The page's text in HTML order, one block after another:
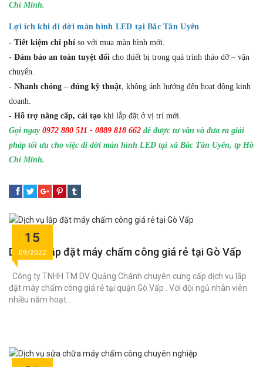
Chí Minh.
Lợi ích khi di dời màn hình LED tại Bắc Tân Uyên
- Tiết kiệm chi phí so với mua màn hình mới.
- Đảm bảo an toàn tuyệt đối cho thiết bị trong quá trình tháo dỡ – vận
chuyển.
- Nhanh chóng – đúng kỹ thuật, không ảnh hưởng đến hoạt động kinh
doanh.
- Hỗ trợ nâng cấp, cải tạo khi lắp đặt ở vị trí mới.
Gọi ngay 0972 880 511 - 0889 818 662 để được tư vấn và đưa ra giải
pháp tối ưu cho việc di dời màn hình LED tại xã Bắc Tân Uyên, tp Hồ
Chí Minh.
15
09/2022
Dịch vụ lắp đặt máy chấm công giá rẻ tại Gò Vấp
Công ty TNHH TM DV Quảng Chánh chuyên cung cấp dịch vụ lắp
đặt máy chấm công giá rẻ tại quận Gò Vấp . Với đội ngủ nhân viên
nhiều năm hoạt...